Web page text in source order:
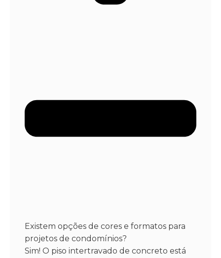
Existem opções de cores e formatos para
projetos de condomínios?
Sim! O piso intertravado de concreto está